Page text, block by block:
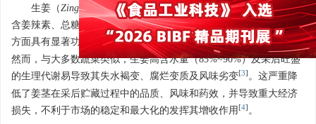
生姜（Zingiber officinaleRosc.）作为重要的药食同源作物，富
含姜辣素、总糖及多酚类活性物质，在抗炎、抗氧化及代谢调节等
方面具有显著功效，被广泛用作食品、香料、调味剂和药物[1−2]。
然而，与大多数蔬菜类似，生姜高含水量（85%~90%）及采后旺盛
的生理代谢易导致其失水褐变、腐烂变质及风味劣变[3] 。这严重降
低了姜茎在采后贮藏过程中的品质、风味和药效，并导致重大经济
损失，不利于市场的稳定和最大化的发挥其增收作用 [4] 。